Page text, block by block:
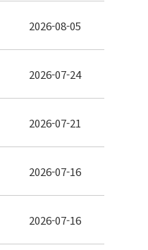
2026-08-05
2026-07-24
2026-07-21
2026-07-16
2026-07-16